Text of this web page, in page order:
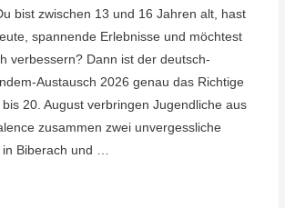
bist zwischen 13 und 16 Jahren alt, hast
spannende Erlebnisse und möchtest
verbessern? Dann ist der deutsch-
Austausch 2026 genau das Richtige
20. August verbringen Jugendliche aus
zusammen zwei unvergessliche
in Biberach und …